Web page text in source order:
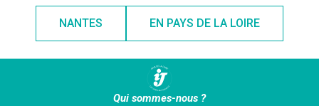
NANTES EN PAYS DE LA LOIRE
Qui sommes-nous ?